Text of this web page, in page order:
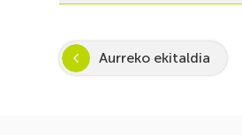
Aurreko ekitaldia